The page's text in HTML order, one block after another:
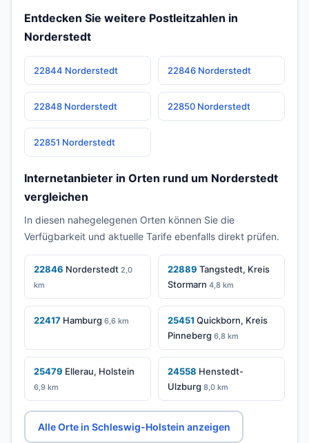
Entdecken Sie weitere Postleitzahlen in
Norderstedt
22844 Norderstedt 22846 Norderstedt
22848 Norderstedt 22850 Norderstedt
22851 Norderstedt
Internetanbieter in Orten rund um Norderstedt
vergleichen
In diesen nahegelegenen Orten können Sie die
Verfügbarkeit und aktuelle Tarife ebenfalls direkt prüfen.
22846 Norderstedt 2,0
km
22889 Tangstedt, Kreis
Stormarn 4,8 km
22417 Hamburg 6,6 km 25451 Quickborn, Kreis
Pinneberg 6,8 km
25479 Ellerau, Holstein
6,9 km
24558 Henstedt-
Ulzburg 8,0 km
Alle Orte in Schleswig-Holstein anzeigen